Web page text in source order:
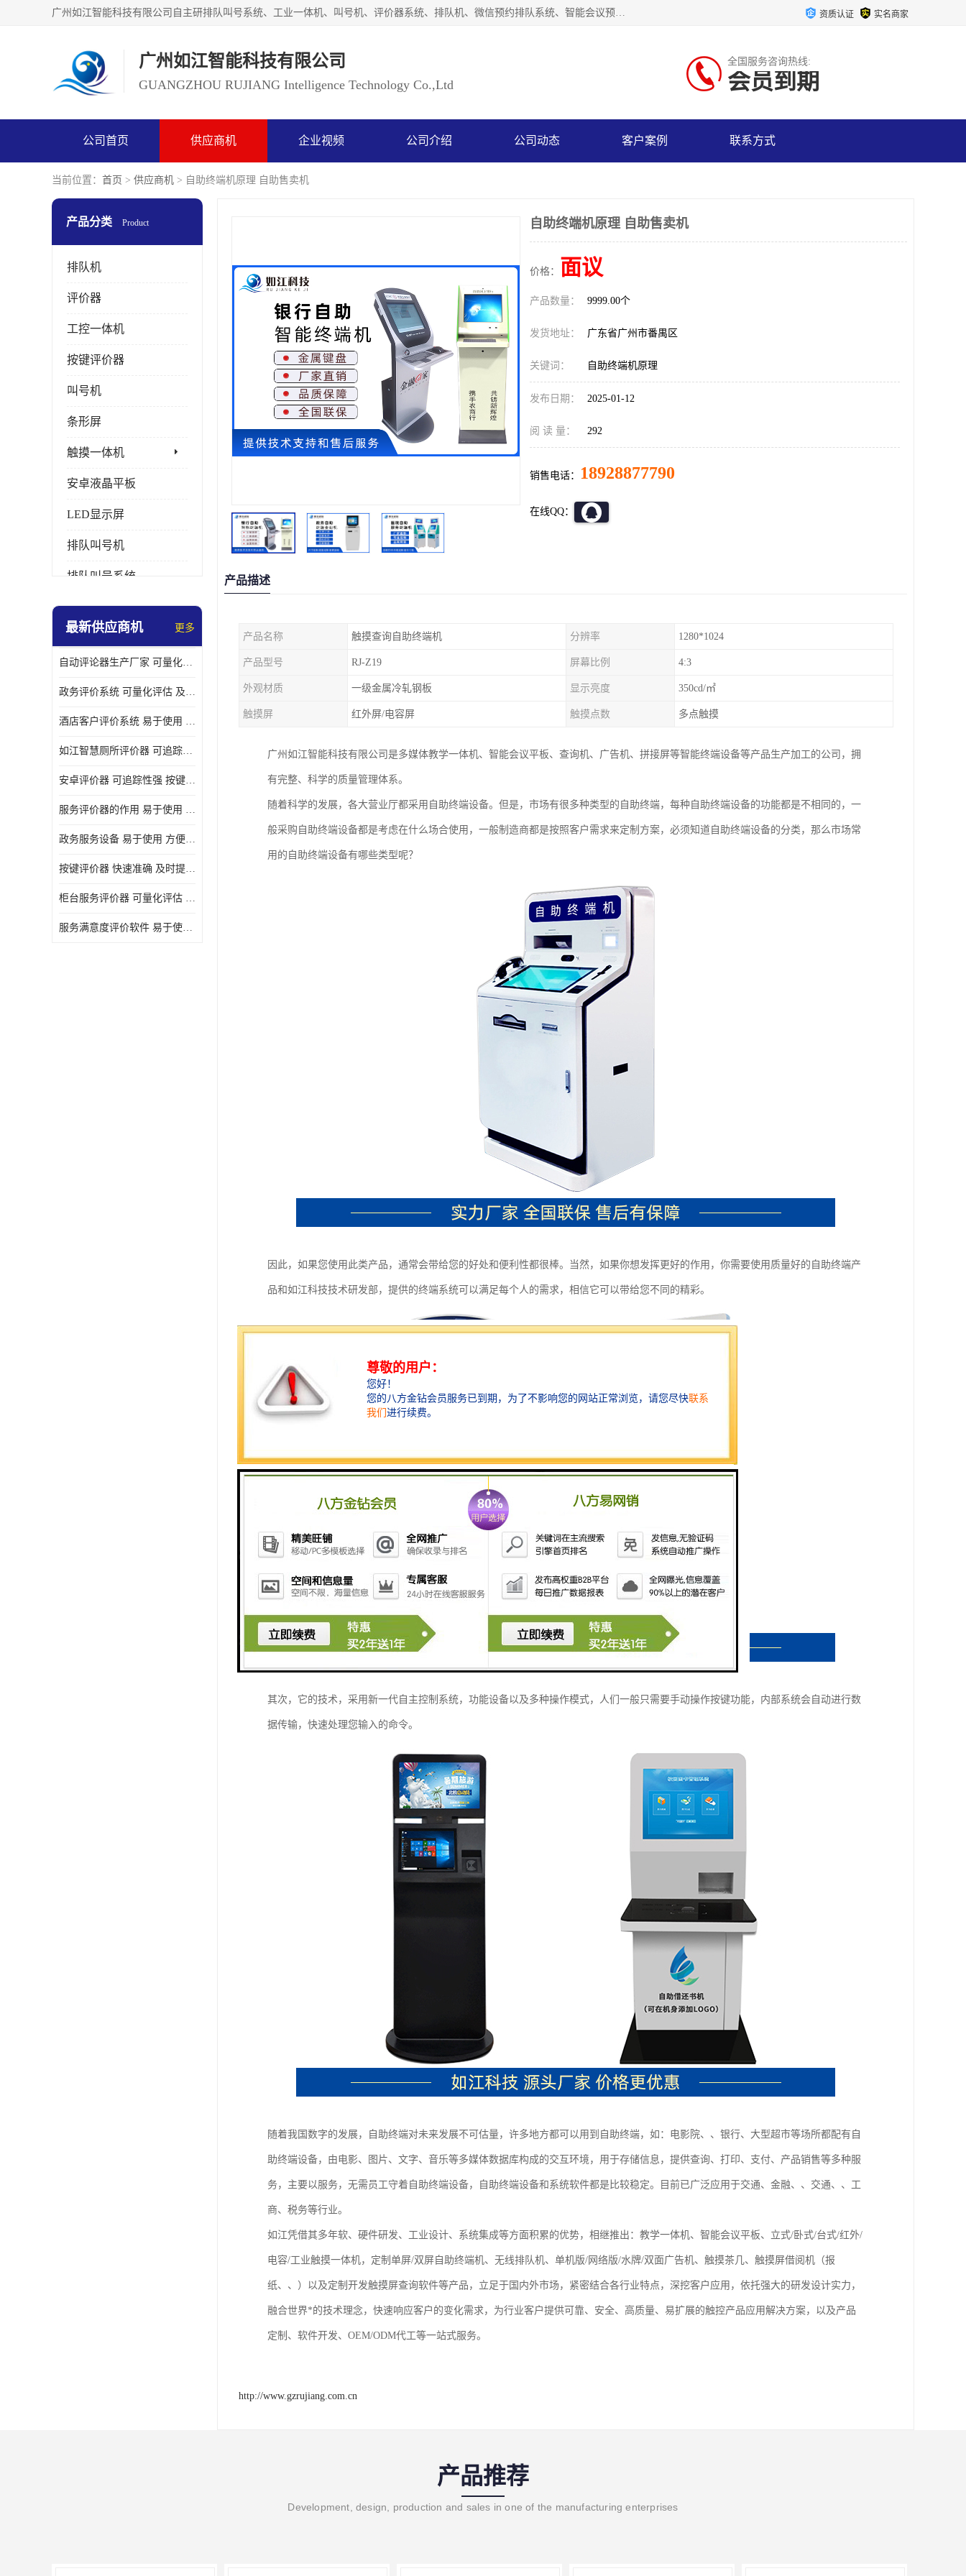
广州如江智能科技有限公司自主研排队叫号系统、工业一体机、叫号机、评价器系统、排队机、微信预约排队系统、智能会议预约系统、自助终端机、自助查询机、LED显示屏、触控一体机、平板会议一体机、教学一体机、室户外液晶广告机等生产以及解决方案，是一家高新技术企业，支持软硬件定制，全国上门安装售后服务。 资质认证 实名商家
广州如江智能科技有限公司
GUANGZHOU RUJIANG Intelligence Technology Co.,Ltd
全国服务咨询热线:
会员到期
公司首页 供应商机 企业视频 公司介绍 公司动态 客户案例 联系方式
当前位置： 首页 > 供应商机 > 自助终端机原理 自助售卖机
产品分类 Product
排队机
评价器
工控一体机
按键评价器
叫号机
条形屏
触摸一体机
安卓液晶平板
LED显示屏
排队叫号机
排队叫号系统
拼接屏
壁挂广告机
液晶广告机
最新供应商机 更多
自动评论器生产厂家 可量化评估 适用于多种应用场景
政务评价系统 可量化评估 及时提供反馈
酒店客户评价系统 易于使用 按键响应速度
如江智慧厕所评价器 可追踪性强 及时提供反馈
安卓评价器 可追踪性强 按键响应速度
服务评价器的作用 易于使用 按键响应速度
政务服务设备 易于使用 方便数据记录和分析
按键评价器 快速准确 及时提供反馈
柜台服务评价器 可量化评估 及时提供反馈
服务满意度评价软件 易于使用 及时提供反馈
自助终端机原理 自助售卖机
价格： 面议
产品数量： 9999.00个
发货地址： 广东省广州市番禺区
关键词： 自助终端机原理
发布日期： 2025-01-12
阅 读 量： 292
销售电话： 18928877790
在线QQ：
产品描述
产品名称 触摸查询自助终端机 分辨率 1280*1024
产品型号 RJ-Z19 屏幕比例 4:3
外观材质 一级金属冷轧钢板 显示亮度 350cd/㎡
触摸屏 红外屏/电容屏 触摸点数 多点触摸
广州如江智能科技有限公司是多媒体教学一体机、智能会议平板、查询机、广告机、拼接屏等智能终端设备等产品生产加工的公司，拥
有完整、科学的质量管理体系。
随着科学的发展，各大营业厅都采用自助终端设备。但是，市场有很多种类型的自助终端，每种自助终端设备的功能都是不相同的，一
般采购自助终端设备都是考虑在什么场合使用，一般制造商都是按照客户需求来定制方案，必须知道自助终端设备的分类，那么市场常
用的自助终端设备有哪些类型呢？
因此，如果您使用此类产品，通常会带给您的好处和便利性都很棒。当然，如果你想发挥更好的作用，你需要使用质量好的自助终端产
品和如江科技技术研发部，提供的终端系统可以满足每个人的需求，相信它可以带给您不同的精彩。
其次，它的技术，采用新一代自主控制系统，功能设备以及多种操作模式，人们一般只需要手动操作按键功能，内部系统会自动进行数
据传输，快速处理您输入的命令。
随着我国数字的发展，自助终端对未来发展不可估量，许多地方都可以用到自助终端，如：电影院、、银行、大型超市等场所都配有自
助终端设备，由电影、图片、文字、音乐等多媒体数据库构成的交互环境，用于存储信息，提供查询、打印、支付、产品销售等多种服
务，主要以服务，无需员工守着自助终端设备，自助终端设备和系统软件都是比较稳定。目前已广泛应用于交通、金融、、交通、、工
商、税务等行业。
如江凭借其多年软、硬件研发、工业设计、系统集成等方面积累的优势，相继推出：教学一体机、智能会议平板、立式/卧式/台式/红外/
电容/工业触摸一体机，定制单屏/双屏自助终端机、无线排队机、单机版/网络版/水牌/双面广告机、触摸茶几、触摸屏借阅机（报
纸、、）以及定制开发触摸屏查询软件等产品，立足于国内外市场，紧密结合各行业特点，深挖客户应用，依托强大的研发设计实力，
融合世界*的技术理念，快速响应客户的变化需求，为行业客户提供可靠、安全、高质量、易扩展的触控产品应用解决方案，以及产品
定制、软件开发、OEM/ODM代工等一站式服务。
http://www.gzrujiang.com.cn
产品推荐
Development, design, production and sales in one of the manufacturing enterprises